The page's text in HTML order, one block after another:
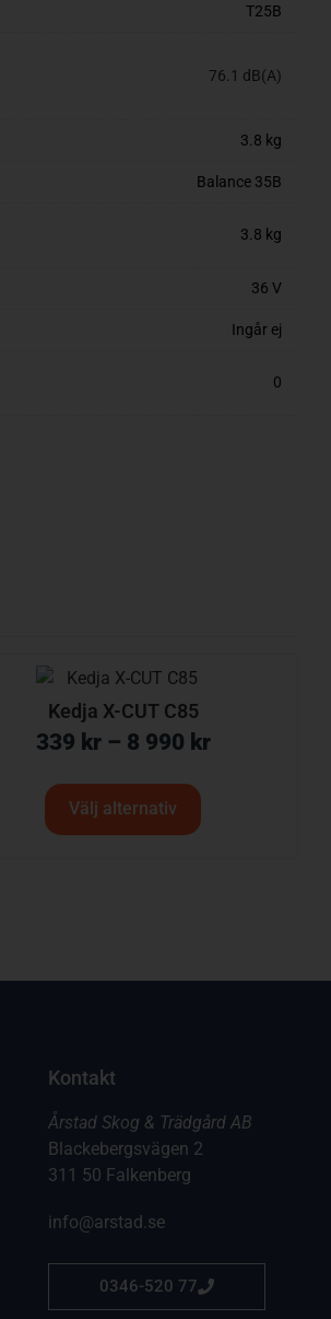
T25B
76.1 dB(A)
3.8 kg
Balance 35B
3.8 kg
36 V
Ingår ej
0
Kedja X-CUT C85
339 kr – 8 990 kr
Välj alternativ
Kontakt
Årstad Skog & Trädgård AB
Blackebergsvägen 2
311 50 Falkenberg
info@arstad.se
0346-520 77